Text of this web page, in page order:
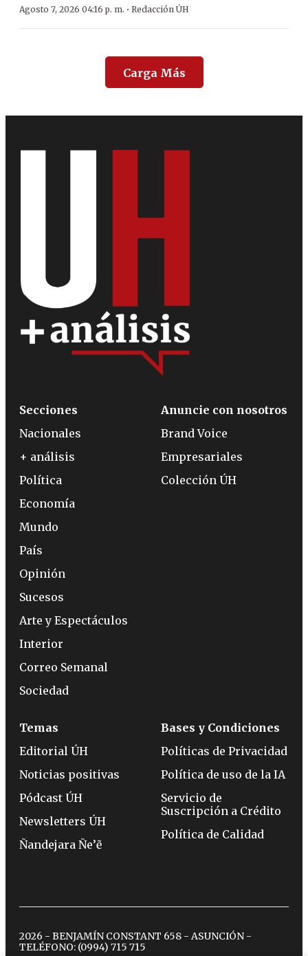
Agosto 7, 2026 04:16 p. m. · Redacción ÚH
Carga Más
Secciones
Nacionales
+ análisis
Política
Economía
Mundo
País
Opinión
Sucesos
Arte y Espectáculos
Interior
Correo Semanal
Sociedad
Anuncie con nosotros
Brand Voice
Empresariales
Colección ÚH
Temas
Editorial ÚH
Noticias positivas
Pódcast ÚH
Newsletters ÚH
Ñandejara Ñe’ẽ
Bases y Condiciones
Políticas de Privacidad
Política de uso de la IA
Servicio de
Suscripción a Crédito
Política de Calidad
2026 - BENJAMÍN CONSTANT 658 - ASUNCIÓN -
TELÉFONO: (0994) 715 715